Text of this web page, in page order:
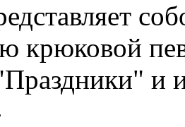
крюковой
и